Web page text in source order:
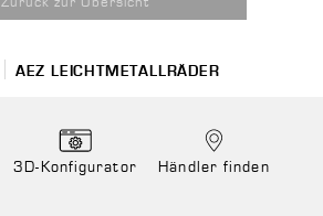
AEZ LEICHTMETALLRÄDER
3D-Konfigurator Händler finden